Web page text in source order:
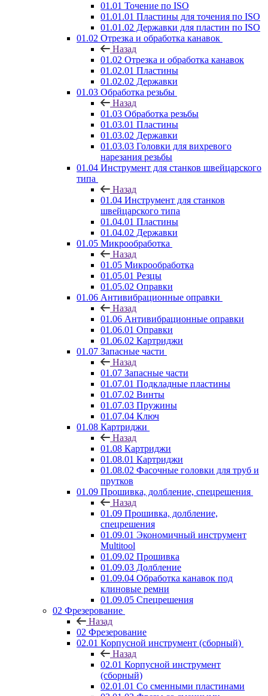
01.01 Точение по ISO
01.01.01 Пластины для точения по ISO
01.01.02 Державки для пластин по ISO
01.02 Отрезка и обработка канавок
Назад
01.02 Отрезка и обработка канавок
01.02.01 Пластины
01.02.02 Державки
01.03 Обработка резьбы
Назад
01.03 Обработка резьбы
01.03.01 Пластины
01.03.02 Державки
01.03.03 Головки для вихревого
нарезания резьбы
01.04 Инструмент для станков швейцарского
типа
Назад
01.04 Инструмент для станков
швейцарского типа
01.04.01 Пластины
01.04.02 Державки
01.05 Микрообработка
Назад
01.05 Микрообработка
01.05.01 Резцы
01.05.02 Оправки
01.06 Антивибрационные оправки
Назад
01.06 Антивибрационные оправки
01.06.01 Оправки
01.06.02 Картриджи
01.07 Запасные части
Назад
01.07 Запасные части
01.07.01 Подкладные пластины
01.07.02 Винты
01.07.03 Пружины
01.07.04 Ключ
01.08 Картриджи
Назад
01.08 Картриджи
01.08.01 Картриджи
01.08.02 Фасочные головки для труб и
прутков
01.09 Прошивка, долбление, спецрешения
Назад
01.09 Прошивка, долбление,
спецрешения
01.09.01 Экономичный инструмент
Multitool
01.09.02 Прошивка
01.09.03 Долбление
01.09.04 Обработка канавок под
клиновые ремни
01.09.05 Спецрешения
02 Фрезерование
Назад
02 Фрезерование
02.01 Корпусной инструмент (сборный)
Назад
02.01 Корпусной инструмент
(сборный)
02.01.01 Со сменными пластинами